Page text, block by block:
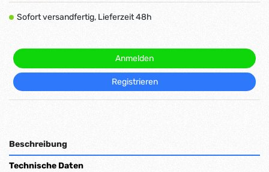
Sofort versandfertig, Lieferzeit 48h
Anmelden
Registrieren
Beschreibung
Technische Daten